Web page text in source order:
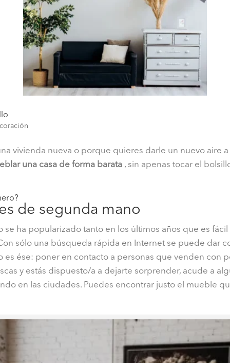
vivienda nueva o porque quieres darle un nuevo aire
una casa de forma barata , sin apenas tocar el
de segunda mano
se ha popularizado tanto en los últimos años que es
sólo una búsqueda rápida en Internet se puede dar
ése: poner en contacto a personas que venden con
y estás dispuesto/a a dejarte sorprender, acude a
en las ciudades. Puedes encontrar justo el mueble